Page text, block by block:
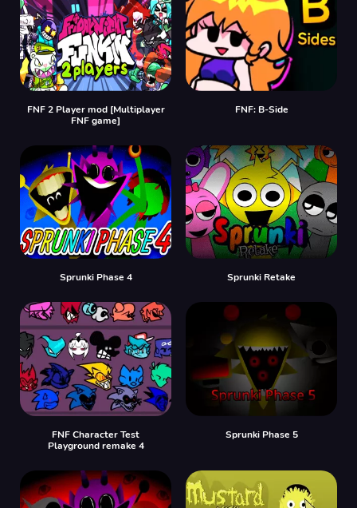
FNF 2 Player mod [Multiplayer
FNF game]
FNF: B-Side
Sprunki Phase 4 Sprunki Retake
FNF Character Test
Playground remake 4
Sprunki Phase 5